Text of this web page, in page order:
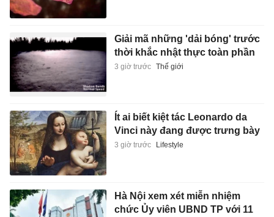
Giải mã những 'dải bóng' trước
thời khắc nhật thực toàn phần
3 giờ trước Thế giới
Ít ai biết kiệt tác Leonardo da
Vinci này đang được trưng bày
3 giờ trước Lifestyle
Hà Nội xem xét miễn nhiệm
chức Ủy viên UBND TP với 11